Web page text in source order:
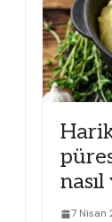
nasıl
7 Nisan